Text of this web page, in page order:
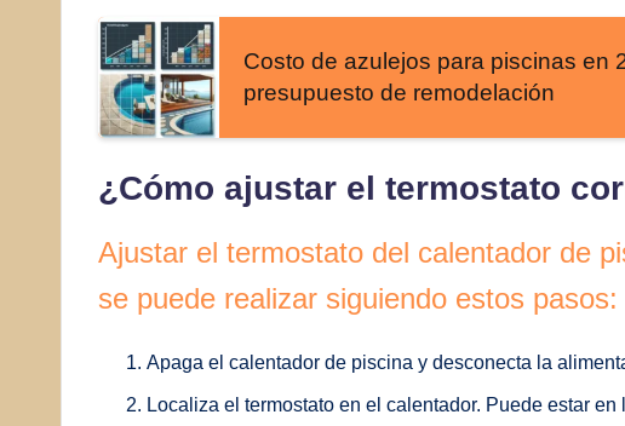
Costo de azulejos para piscinas en
presupuesto de remodelación
¿Cómo ajustar el termostato
Ajustar el termostato del calentador de
se puede realizar siguiendo estos pasos:
Apaga el calentador de piscina y desconecta la
Localiza el termostato en el calentador. Puede estar